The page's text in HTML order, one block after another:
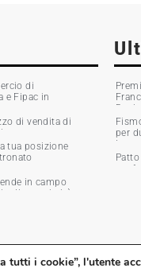
di
e Fipac in
di vendita di
tua posizione
in campo
di prossimità
Boni
per
tutti i cookie”, l'utente